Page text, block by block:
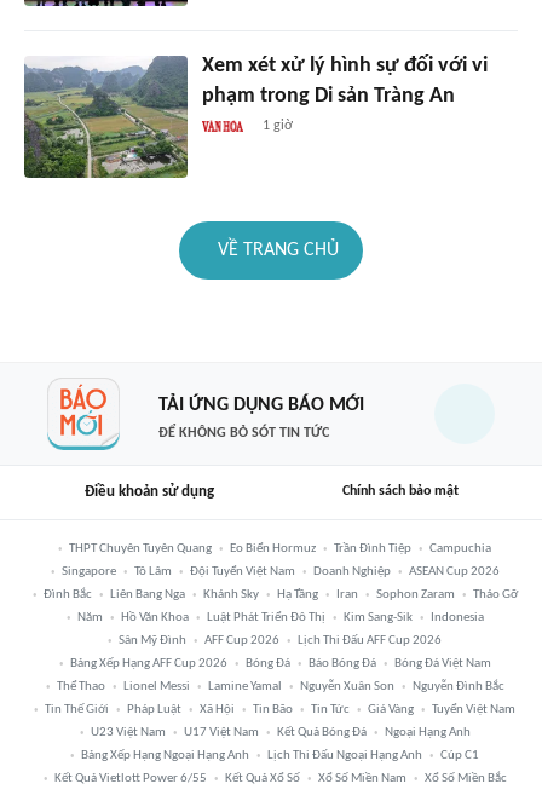
Xem xét xử lý hình sự đối với vi
phạm trong Di sản Tràng An
1 giờ
VỀ TRANG CHỦ
TẢI ỨNG DỤNG BÁO MỚI
ĐỂ KHÔNG BỎ SÓT TIN TỨC
Điều khoản sử dụng Chính sách bảo mật
THPT Chuyên Tuyên Quang Eo Biển Hormuz Trần Đình Tiệp
Campuchia
Singapore
Tô Lâm Đội Tuyển Việt Nam Doanh Nghiệp
ASEAN Cup 2026
Đình Bắc
Liên Bang Nga Khánh Sky Hạ Tầng Iran Sophon Zaram
Tháo Gỡ
Năm
Hồ Văn Khoa Luật Phát Triển Đô Thị Kim Sang-Sik
Indonesia
Sân Mỹ Đình
AFF Cup 2026
Lịch Thi Đấu AFF Cup 2026
Bảng Xếp Hạng AFF Cup 2026
Bóng Đá Báo Bóng Đá
Bóng Đá Việt Nam
Thể Thao
Lionel Messi Lamine Yamal Nguyễn Xuân Son
Nguyễn Đình Bắc
Tin Thế Giới
Pháp Luật Xã Hội Tin Bão Tin Tức Giá Vàng
Tuyển Việt Nam
U23 Việt Nam
U17 Việt Nam Kết Quả Bóng Đá
Ngoại Hạng Anh
Bảng Xếp Hạng Ngoại Hạng Anh
Lịch Thi Đấu Ngoại Hạng Anh
Cúp C1
Kết Quả Vietlott Power 6/55
Kết Quả Xổ Số Xổ Số Miền Nam
Xổ Số Miền Bắc